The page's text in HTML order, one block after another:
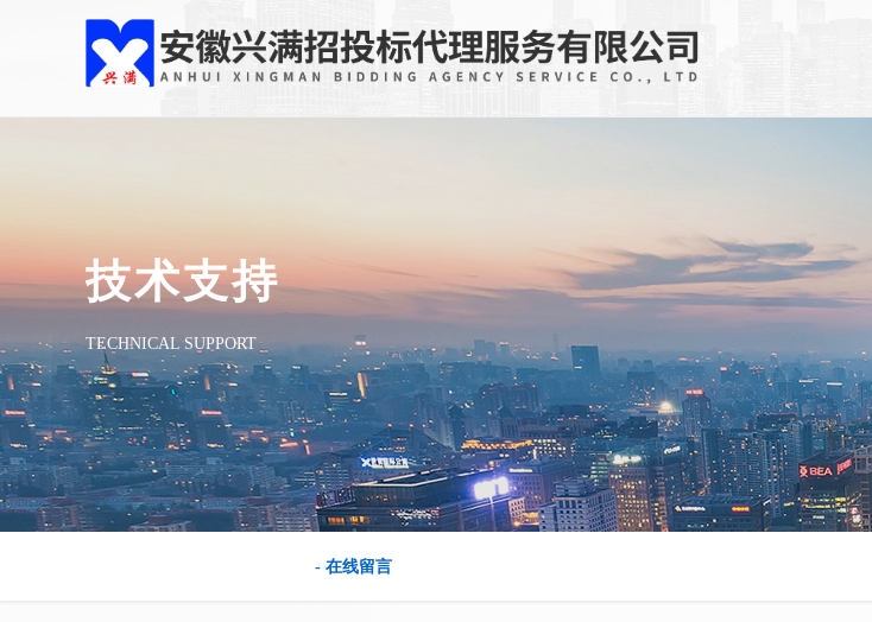
技术支持
TECHNICAL SUPPORT
- 在线留言